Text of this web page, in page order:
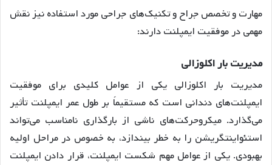
مهارت و تخصص جراح و تکنیک‌های جراحی مورد استفاده نیز نقش
مهمی در موفقیت ایمپلنت دارند:
مدیریتباراکلوزالی
مدیریت بار اکلوزالی یکی از عوامل کلیدی برای موفقیت
ایمپلنت‌های دندانی است که مستقیماً بر طول عمر ایمپلنت تأثیر
می‌گذارد. میکروحرکت‌های ناشی از بارگذاری نامناسب می‌تواند
استئواینتگریشن را به خطر بیندازد، به خصوص در مراحل اولیه
بهبودی. یکی از عوامل مهم شکست ایمپلنت، قرار دادن ایمپلنت